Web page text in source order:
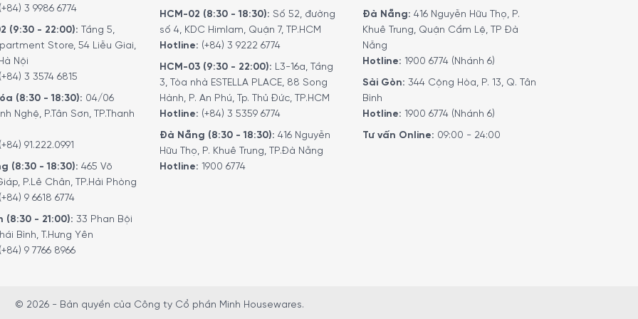
Cà Phê De’Longhi PrimaDonna S Evo ECAM 510.55.M Hoàn Toàn Tự Động
De’Longhi PrimaDonna S Evo ECAM 510.55.M
510.55.M được tích hợp hệ thống xay Burr để xay hạt cà phê một cách hoàn hảo, bột cafe không quá
bằng thép, hình nón với 13 cấp độ điều chỉnh, đảm bảo mức độ xay được cá nhân hóa tối đa.
(+84) 3 9986 6774
(9:30 - 22:00): Tầng 5,
Store, 54 Liễu Giai,
Nội
(+84) 3 3574 6815
(8:30 - 18:30): 04/06
Nghệ, P.Tân Sơn, TP.Thanh
(+84) 91.222.0991
(8:30 - 18:30): 465 Võ
P.Lê Chân, TP.Hải Phòng
(+84) 9 6618 6774
(8:30 - 21:00): 33 Phan Bội
Bình, T.Hưng Yên
(+84) 9 7766 8966
HCM-02 (8:30 - 18:30): Số 52, đường
số 4, KDC Himlam, Quận 7, TP.HCM
Hotline: (+84) 3 9222 6774
HCM-03 (9:30 - 22:00): L3-16a, Tầng
3, Tòa nhà ESTELLA PLACE, 88 Song
Hành, P. An Phú, Tp. Thủ Đức, TP.HCM
Hotline: (+84) 3 5359 6774
Đà Nẵng (8:30 - 18:30): 416 Nguyễn
Hữu Thọ, P. Khuê Trung, TP.Đà Nẵng
Hotline: 1900 6774
Đà Nẵng: 416 Nguyễn Hữu Thọ, P.
Khuê Trung, Quận Cẩm Lệ, TP Đà
Nẵng
Hotline: 1900 6774 (Nhánh 6)
Sài Gòn: 344 Cộng Hòa, P. 13, Q. Tân
Bình
Hotline: 1900 6774 (Nhánh 6)
Tư vấn Online: 09:00 - 24:00
© 2026 - Bản quyền của Công ty Cổ phần Minh Housewares.